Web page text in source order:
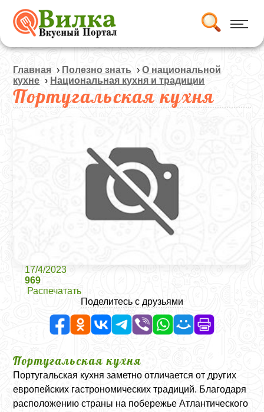
Главная › Полезно знать ›О национальной
кухне › Национальная кухня и традиции
Португальская кухня
17/4/2023
969
Распечатать
Поделитесь с друзьями
Португальская кухня
Португальская кухня заметно отличается от других
европейских гастрономических традиций. Благодаря
расположению страны на побережье Атлантического